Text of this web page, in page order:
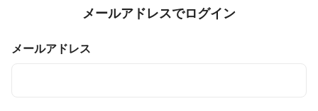
メールアドレスでログイン
メールアドレス